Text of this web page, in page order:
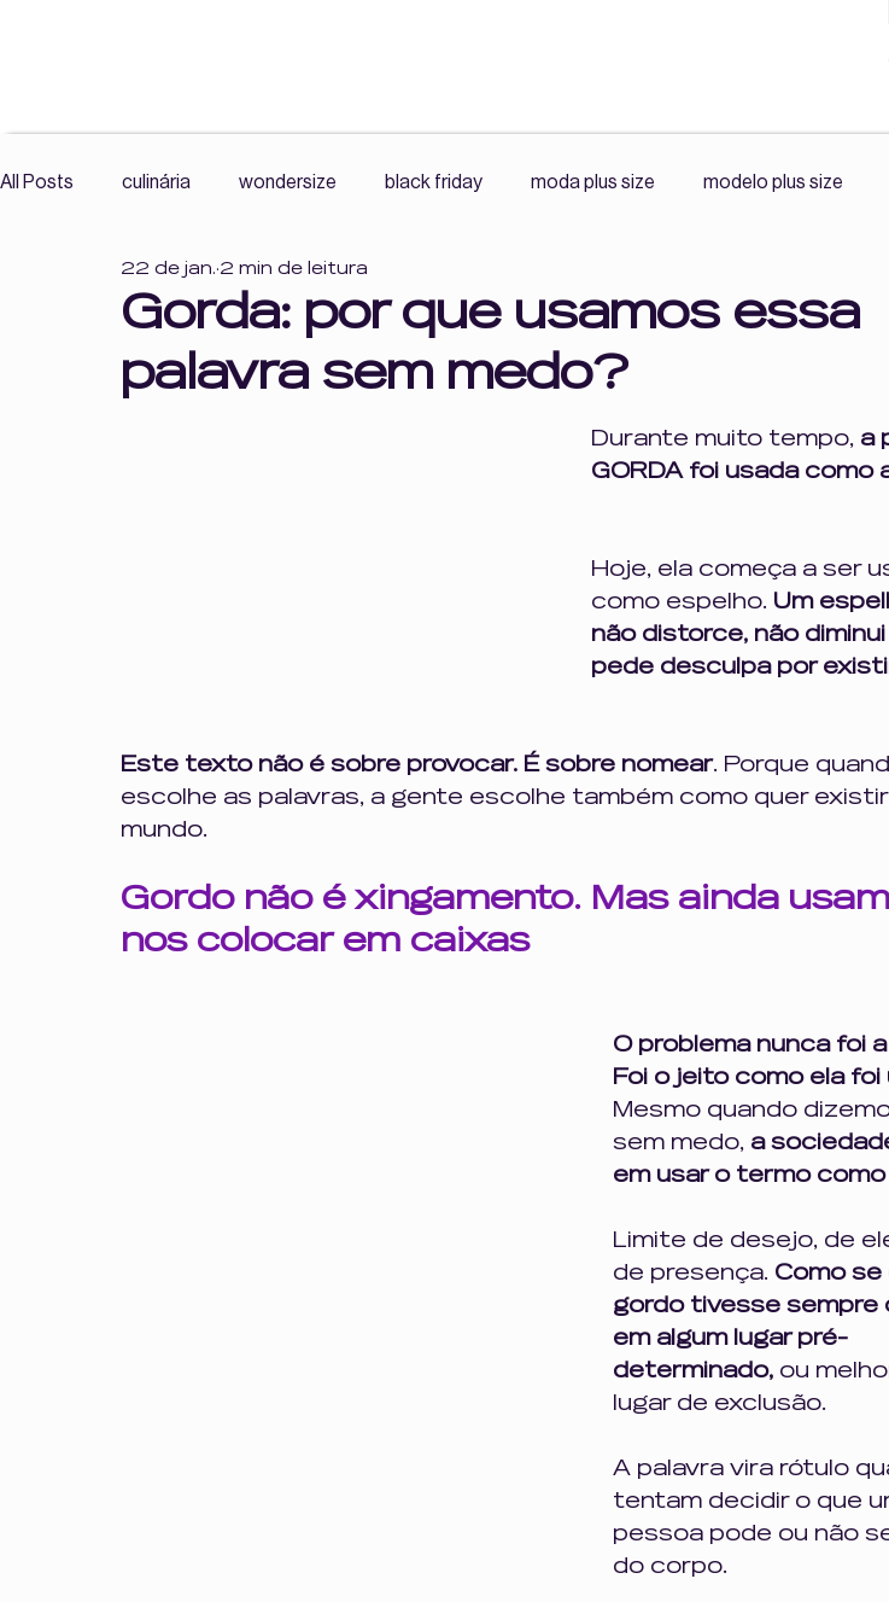
All Posts culinária wondersize black friday moda plus size modelo plus size
exercícios mercado livre wonder size
comunidade histórias reais leitura diário da ceo
Corpo e Autonomia Vivências
impulsividade inteligência emociona
autocuidado
Gorda: por que usamos essa
palavra sem medo?
22 de jan. 2 min de leitura
Durante muito tempo, a
GORDA foi usada como
Hoje, ela começa a ser
como espelho. Um
não distorce, não
pede desculpa por
Este texto não é sobre provocar. É sobre nomear. Porque
escolhe as palavras, a gente escolhe também como quer
mundo.
Gordo não é xingamento. Mas ainda
nos colocar em caixas
O problema nunca foi
Foi o jeito como ela foi
Mesmo quando
sem medo, a
em usar o termo
Limite de desejo, de
de presença. Como
gordo tivesse sempre
em algum lugar pré-
determinado, ou
lugar de exclusão.
A palavra vira rótulo
tentam decidir o que
pessoa pode ou não
do corpo.